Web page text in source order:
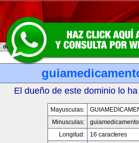
El dueño de este dominio lo
Mayusculas:
Minusculas:
Longitud:
16 caracteres